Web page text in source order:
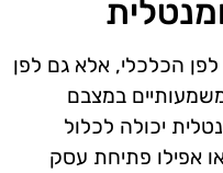
הכלכלי, אלא גם לפן
משמעותיים במצבם
יכולה לכלול
אפילו פתיחת עסק